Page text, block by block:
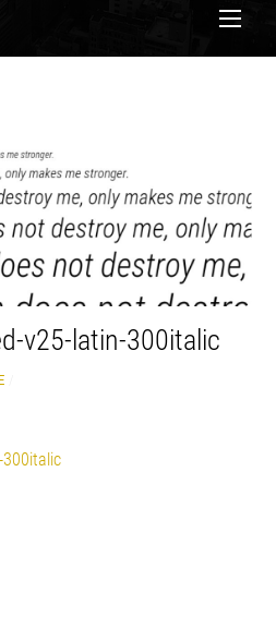
v25-latin-300italic
300italic